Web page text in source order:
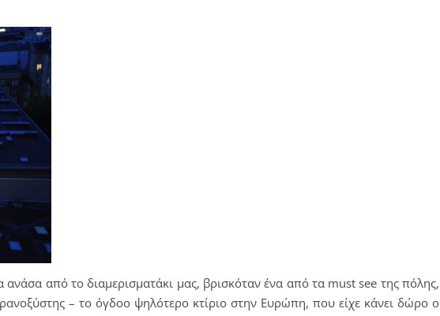
από το διαμερισματάκι μας, βρισκόταν ένα από τα must see της πόλης,
– το όγδοο ψηλότερο κτίριο στην Ευρώπη, που είχε κάνει δώρο ο